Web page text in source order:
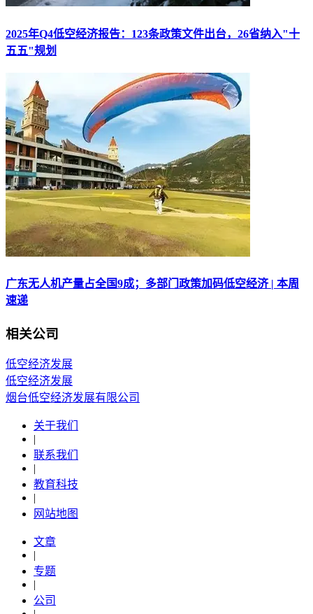
2025年Q4低空经济报告：123条政策文件出台，26省纳入"十
五五"规划
广东无人机产量占全国9成；多部门政策加码低空经济 | 本周
速递
相关公司
低空经济发展
低空经济发展
烟台低空经济发展有限公司
关于我们
|
联系我们
|
教育科技
|
网站地图
文章
|
专题
|
公司